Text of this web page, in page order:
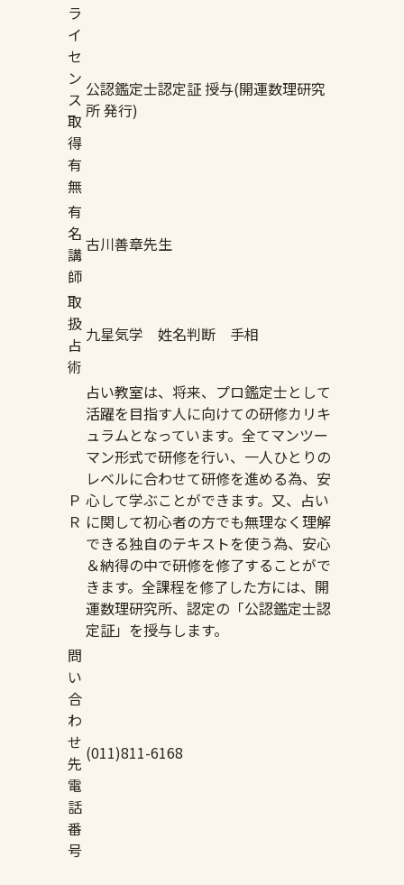
ラ
イ
セ
ン
ス
取
得
有
無
公認鑑定士認定証 授与(開運数理研究
所 発行)
有
名
講
師
古川善章先生
取
扱
占
術
九星気学 姓名判断 手相
Ｐ
Ｒ
占い教室は、将来、プロ鑑定士として
活躍を目指す人に向けての研修カリキ
ュラムとなっています。全てマンツー
マン形式で研修を行い、一人ひとりの
レベルに合わせて研修を進める為、安
心して学ぶことができます。又、占い
に関して初心者の方でも無理なく理解
できる独自のテキストを使う為、安心
＆納得の中で研修を修了することがで
きます。全課程を修了した方には、開
運数理研究所、認定の「公認鑑定士認
定証」を授与します。
問
い
合
わ
せ
先
電
話
番
号
(011)811-6168